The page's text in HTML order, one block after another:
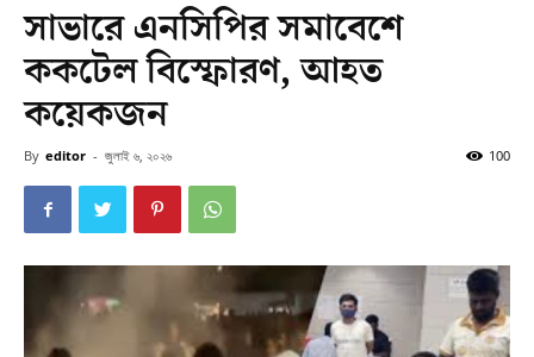
সাভারে এনসিপির সমাবেশে
ককটেল বিস্ফোরণ, আহত
কয়েকজন
By editor - জুলাই ৬, ২০২৬ 100